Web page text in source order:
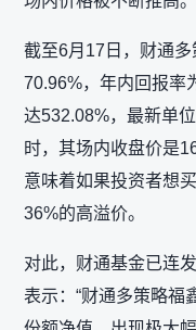
截至6月17日，财通
70.96%，年内回报率
达532.08%，最新单
时，其场内收盘价是
意味着如果投资者想
36%的高溢价。
对此，财通基金已连
表示：“财通多策略福